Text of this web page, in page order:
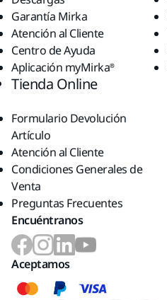
Garantía Mirka
Atención al Cliente
Centro de Ayuda
Aplicación myMirka®
Tienda Online
Formulario Devolución
Artículo
Atención al Cliente
Condiciones Generales de
Venta
Preguntas Frecuentes
Encuéntranos
Aceptamos